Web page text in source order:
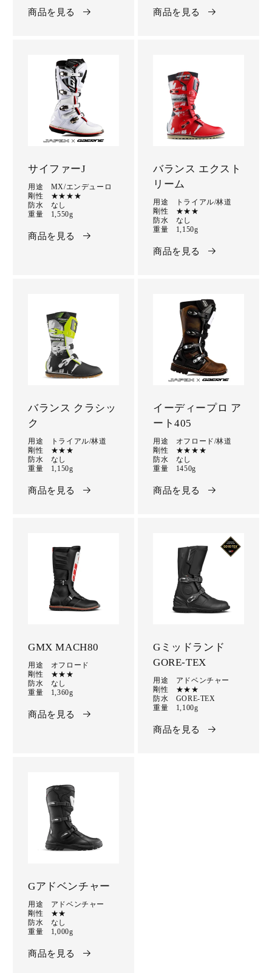
商品を見る 商品を見る
サイファーJ
用途 MX/エンデューロ
剛性 ★★★★
防水 なし
重量 1,550g
商品を見る
バランス エクスト
リーム
用途 トライアル/林道
剛性 ★★★
防水 なし
重量 1,150g
商品を見る
バランス クラシッ
ク
用途 トライアル/林道
剛性 ★★★
防水 なし
重量 1,150g
商品を見る
イーディープロ ア
ート405
用途 オフロード/林道
剛性 ★★★★
防水 なし
重量 1450g
商品を見る
GMX MACH80
用途 オフロード
剛性 ★★★
防水 なし
重量 1,360g
商品を見る
Gミッドランド
GORE-TEX
用途 アドベンチャー
剛性 ★★★
防水 GORE-TEX
重量 1,100g
商品を見る
Gアドベンチャー
用途 アドベンチャー
剛性 ★★
防水 なし
重量 1,000g
商品を見る